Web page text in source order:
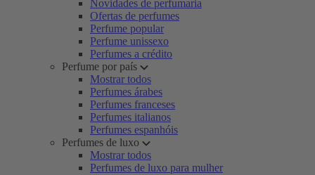
Novidades de perfumaria
Ofertas de perfumes
Perfume popular
Perfume unissexo
Perfumes a crédito
Perfume por país
Mostrar todos
Perfumes árabes
Perfumes franceses
Perfumes italianos
Perfumes espanhóis
Perfumes de luxo
Mostrar todos
Perfumes de luxo para mulher